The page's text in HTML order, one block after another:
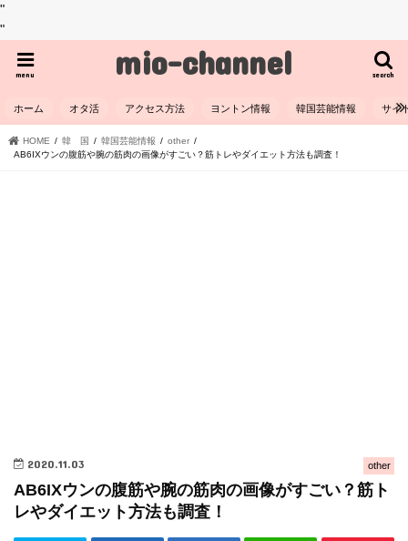
"
"
mio-channel search
menu
ホーム オタ活 アクセス方法 ヨントン情報 韓国芸能情報 サイ
HOME 韓 国 韓国芸能情報
other
AB6IXウンの腹筋や腕の筋肉の画像がすごい？筋トレやダイエット方法も調査！
other
2020.11.03
AB6IXウンの腹筋や腕の筋肉の画像がすごい？筋ト
レやダイエット方法も調査！